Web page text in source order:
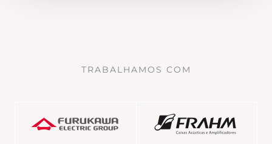
TRABALHAMOS COM